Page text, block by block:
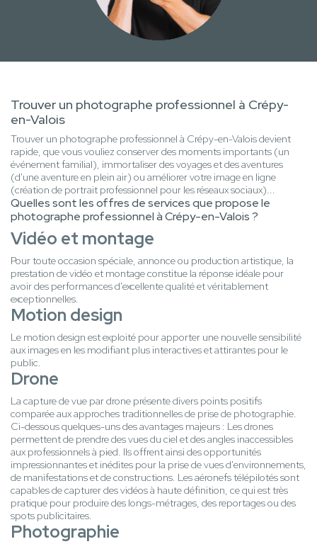
Trouver un photographe professionnel à Crépy-
en-Valois
Trouver un photographe professionnel à Crépy-en-Valois devient
rapide, que vous vouliez conserver des moments importants (un
événement familial), immortaliser des voyages et des aventures
(d'une aventure en plein air) ou améliorer votre image en ligne
(création de portrait professionnel pour les réseaux sociaux)...
Quelles sont les offres de services que propose le
photographe professionnel à Crépy-en-Valois ?
Vidéo et montage
Pour toute occasion spéciale, annonce ou production artistique, la
prestation de vidéo et montage constitue la réponse idéale pour
avoir des performances d'excellente qualité et véritablement
exceptionnelles.
Motion design
Le motion design est exploité pour apporter une nouvelle sensibilité
aux images en les modifiant plus interactives et attirantes pour le
public.
Drone
La capture de vue par drone présente divers points positifs
comparée aux approches traditionnelles de prise de photographie.
Ci-dessous quelques-uns des avantages majeurs : Les drones
permettent de prendre des vues du ciel et des angles inaccessibles
aux professionnels à pied. Ils offrent ainsi des opportunités
impressionnantes et inédites pour la prise de vues d'environnements,
de manifestations et de constructions. Les aéronefs télépilotés sont
capables de capturer des vidéos à haute définition, ce qui est très
pratique pour produire des longs-métrages, des reportages ou des
spots publicitaires.
Photographie